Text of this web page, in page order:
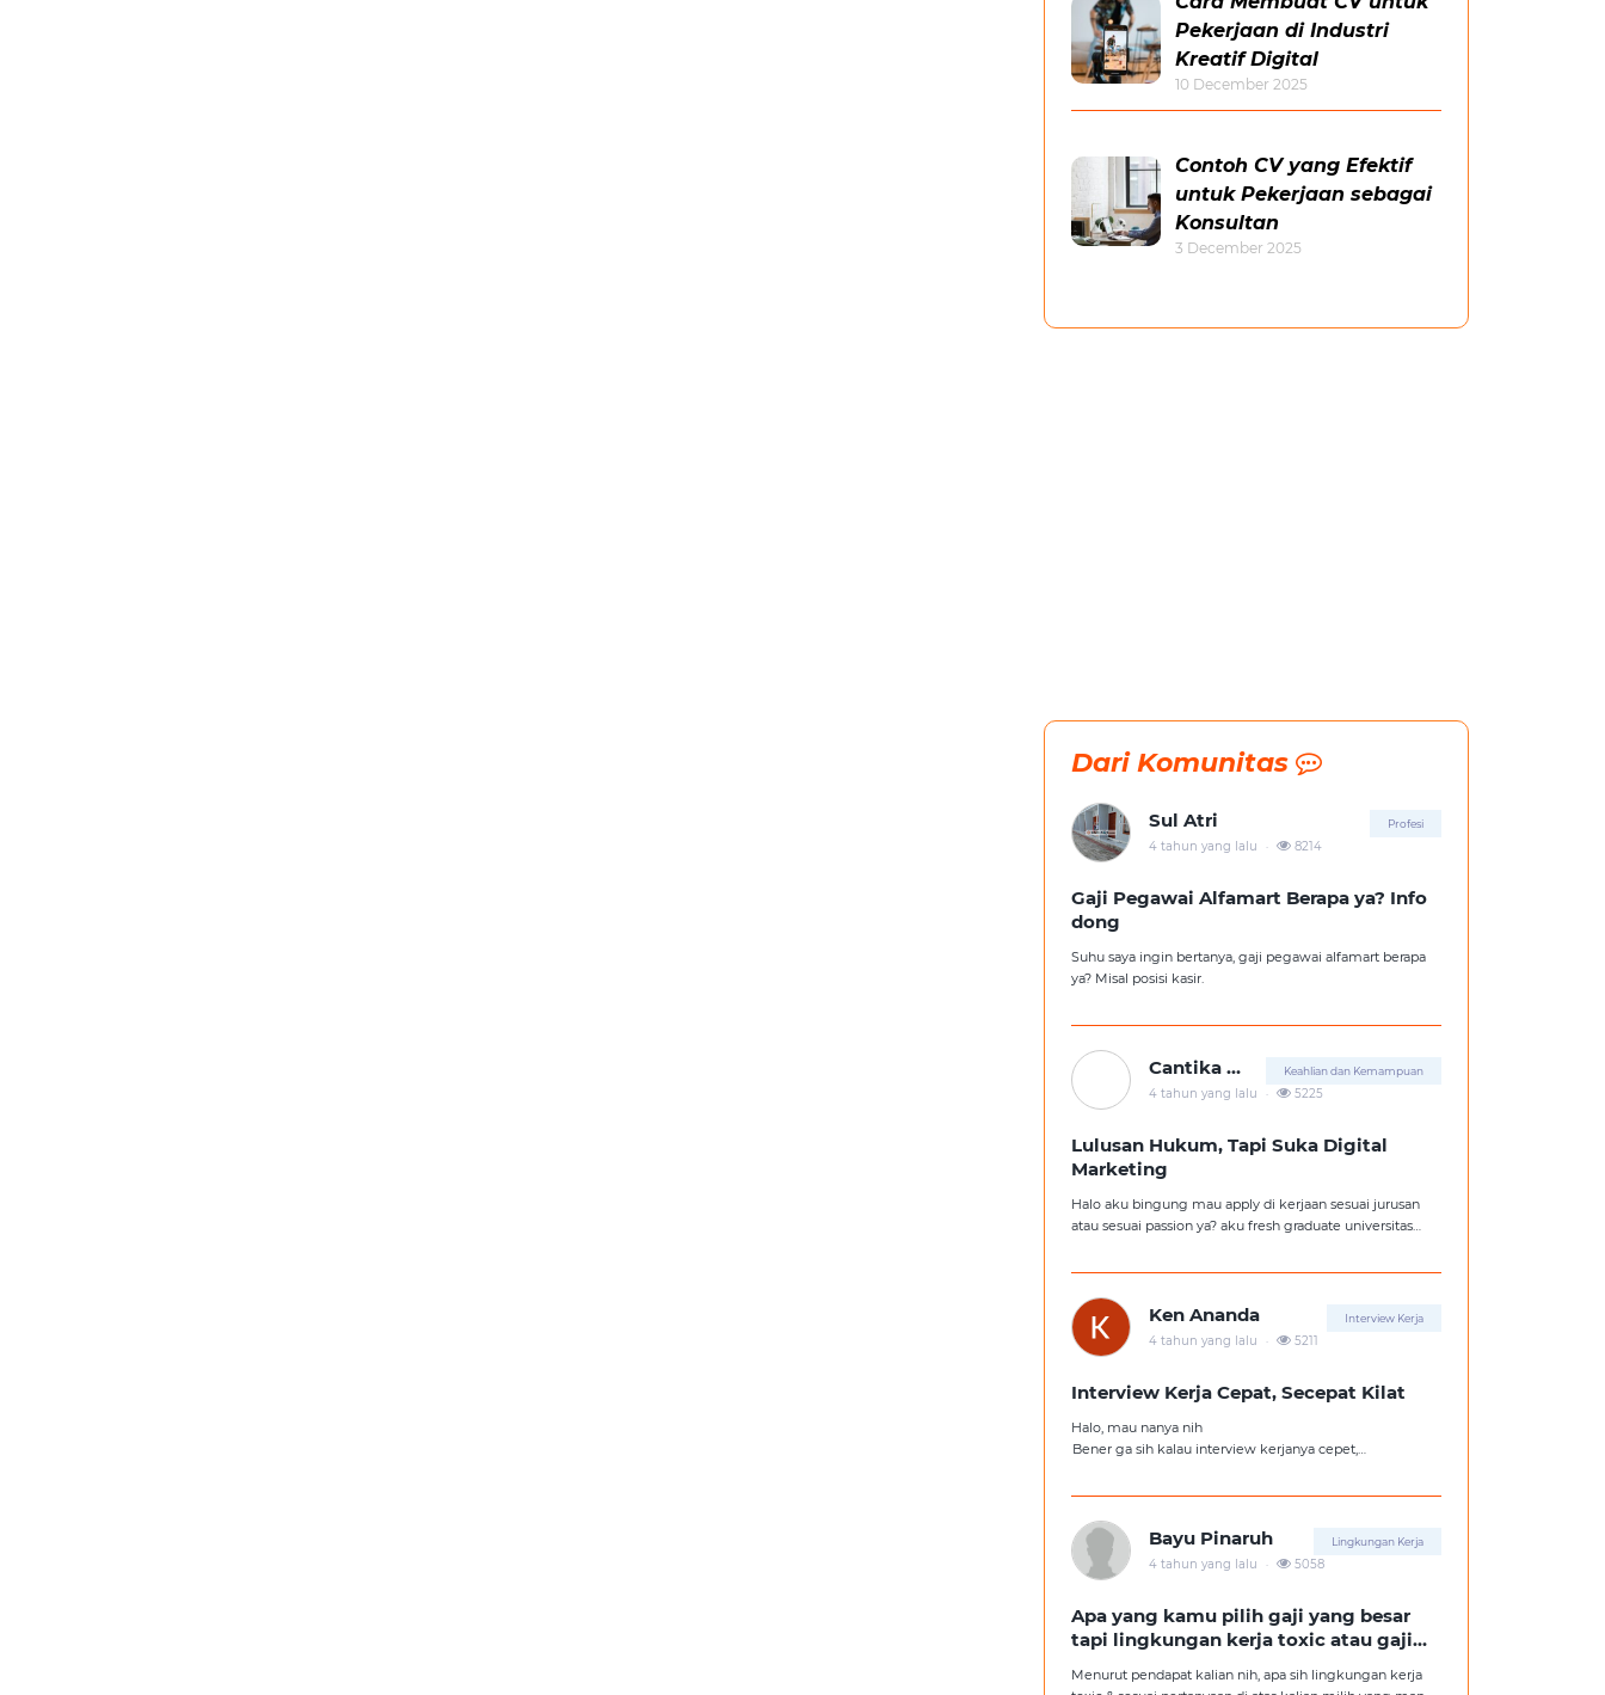
Pekerjaan di Industri
Kreatif Digital
10 December 2025
Contoh CV yang Efektif
untuk Pekerjaan sebagai
Konsultan
3 December 2025
Dari Komunitas
Sul Atri Profesi
4 tahun yang lalu . 8214
Gaji Pegawai Alfamart Berapa ya? Info
dong
Suhu saya ingin bertanya, gaji pegawai alfamart berapa
ya? Misal posisi kasir.
Cantika Putri Keahlian dan Kemampuan
4 tahun yang lalu . 5225
Lulusan Hukum, Tapi Suka Digital
Marketing
Halo aku bingung mau apply di kerjaan sesuai jurusan
atau sesuai passion ya? aku fresh graduate universitas
marketing. Ortuku tentu kasi saran biar aku ambil
Ken Ananda Interview Kerja
4 tahun yang lalu . 5211
Interview Kerja Cepat, Secepat Kilat
Halo, mau nanya nih
Bener ga sih kalau interview kerjanya cepet,
Tolong pencerahannya dong kakak-kakak semua,
Bayu Pinaruh Lingkungan Kerja
4 tahun yang lalu . 5058
Apa yang kamu pilih gaji yang besar
tapi lingkungan kerja toxic atau gaji
nyaman
Menurut pendapat kalian nih, apa sih lingkungan kerja